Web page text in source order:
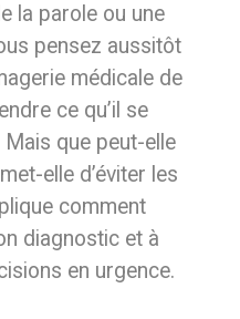
la parole ou une
pensez aussitôt
médicale de
ce qu’il se
que peut-elle
elle d’éviter les
comment
diagnostic et à
en urgence.